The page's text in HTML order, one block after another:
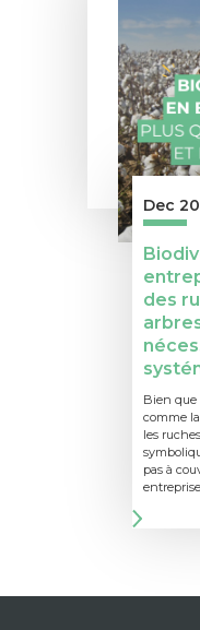
Dec
des
Bien que
comme
les
pas à